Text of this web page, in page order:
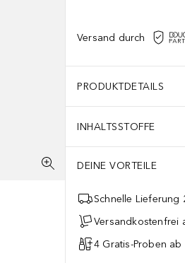
Versand durch
PRODUKTDETAILS
INHALTSSTOFFE
die in tiefere
DEINE VORTEILE
Schnelle Lieferung
Versandkostenfrei
4 Gratis-Proben ab